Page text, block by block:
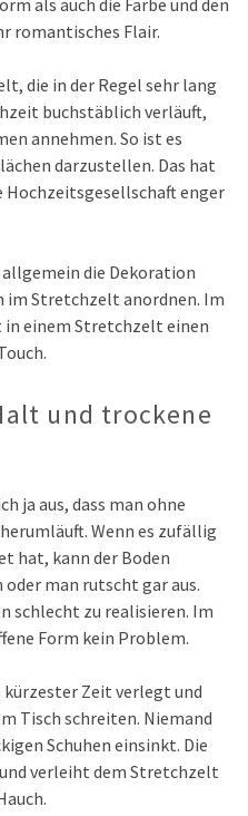
als auch die Farbe und den
romantisches Flair.
die in der Regel sehr lang
buchstäblich verläuft,
annehmen. So ist es
darzustellen. Das hat
enger
die Dekoration
Stretchzelt anordnen. Im
einem Stretchzelt einen
und trockene
ja aus, dass man ohne
Wenn es zufällig
hat, kann der Boden
man rutscht gar aus.
schlecht zu realisieren. Im
Form kein Problem.
Zeit verlegt und
Tisch schreiten. Niemand
Schuhen einsinkt. Die
verleiht dem Stretchzelt